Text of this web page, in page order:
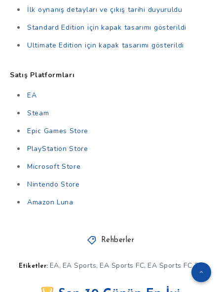
İlk oynanış detayları ve çıkış tarihi duyuruldu
Standard Edition için kapak tasarımı gösterildi
Ultimate Edition için kapak tasarımı gösterildi
Satış Platformları
EA
Steam
Epic Games Store
PlayStation Store
Microsoft Store
Nintendo Store
Amazon Luna
Rehberler
Etiketler: EA, EA Sports, EA Sports FC, EA Sports FC 26